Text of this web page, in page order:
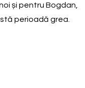
și pentru Bogdan,
perioadă grea.